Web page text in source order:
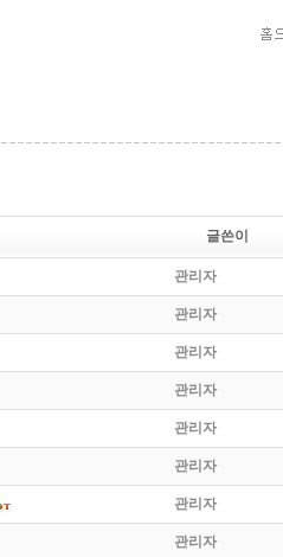
글쓴이
관리자
관리자
관리자
관리자
관리자
관리자
관리자
관리자